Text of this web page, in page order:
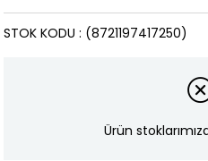
(8721197417250)
STOK KODU
Ürün